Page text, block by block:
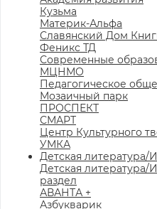
Кузьма
Материк-Альфа
Славянский Дом
Феникс ТД
Современные
МЦНМО
Педагогическое
Мозаичный парк
ПРОСПЕКТ
СМАРТ
Центр Культурного
УМКА
Детская литература/
Детская литература/
раздел
АВАНТА +
Азбукварик